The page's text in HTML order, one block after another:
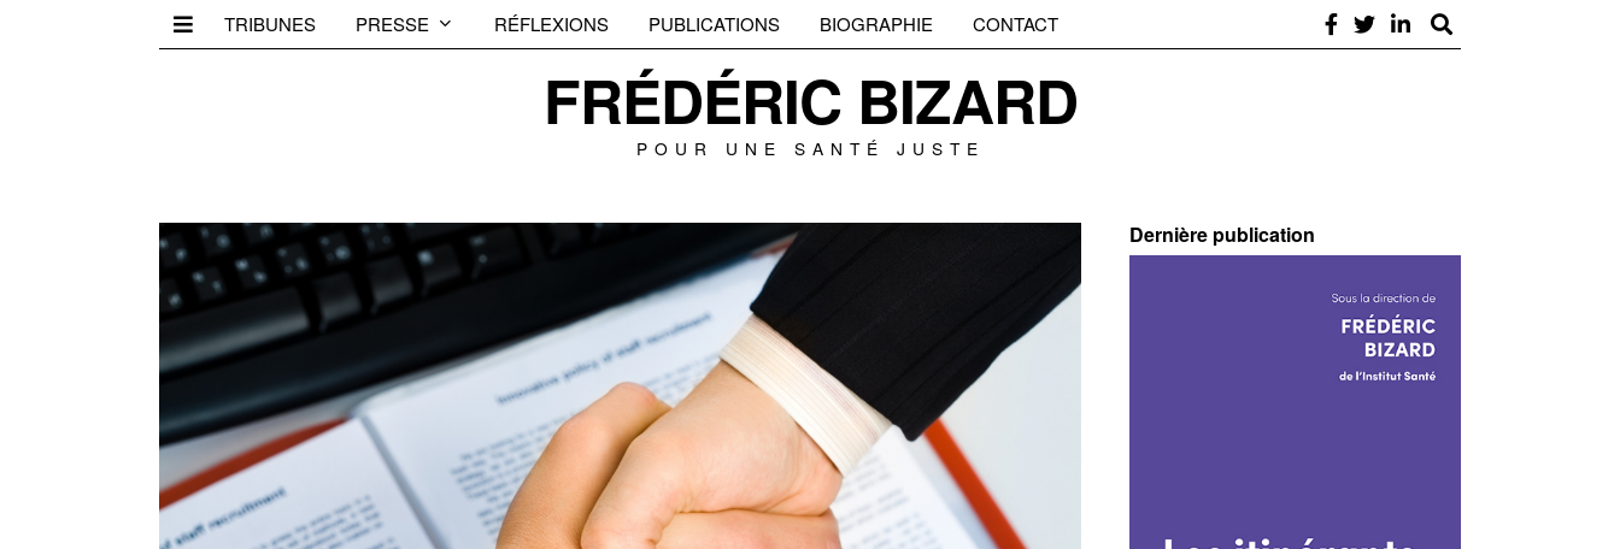
TRIBUNES PRESSE RÉFLEXIONS PUBLICATIONS BIOGRAPHIE CONTACT
FRÉDÉRIC BIZARD
POUR UNE SANTÉ JUSTE
Dernière publication